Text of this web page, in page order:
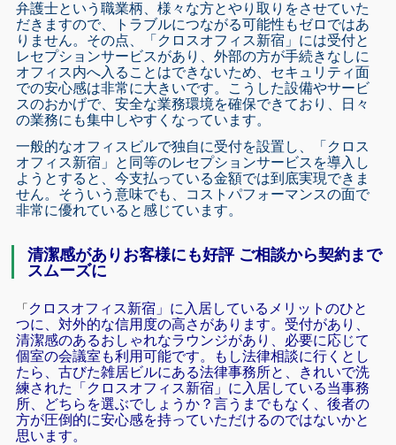
弁護士という職業柄、様々な方とやり取りをさせていた
だきますので、トラブルにつながる可能性もゼロではあ
りません。その点、「クロスオフィス新宿」には受付と
レセプションサービスがあり、外部の方が手続きなしに
オフィス内へ入ることはできないため、セキュリティ面
での安心感は非常に大きいです。こうした設備やサービ
スのおかげで、安全な業務環境を確保できており、日々
の業務にも集中しやすくなっています。
一般的なオフィスビルで独自に受付を設置し、「クロス
オフィス新宿」と同等のレセプションサービスを導入し
ようとすると、今支払っている金額では到底実現できま
せん。そういう意味でも、コストパフォーマンスの面で
非常に優れていると感じています。
清潔感がありお客様にも好評 ご相談から契約まで
スムーズに
「 クロスオフィス新宿」に入居しているメリットのひと
つに、対外的な信用度の高さがあります。受付があり、
清潔感のあるおしゃれなラウンジがあり、必要に応じて
個室の会議室も利用可能です。もし法律相談に行くとし
たら、古びた雑居ビルにある法律事務所と、きれいで洗
練された「クロスオフィス新宿」に入居している当事務
所、どちらを選ぶでしょうか？言うまでもなく、後者の
方が圧倒的に安心感を持っていただけるのではないかと
思います。